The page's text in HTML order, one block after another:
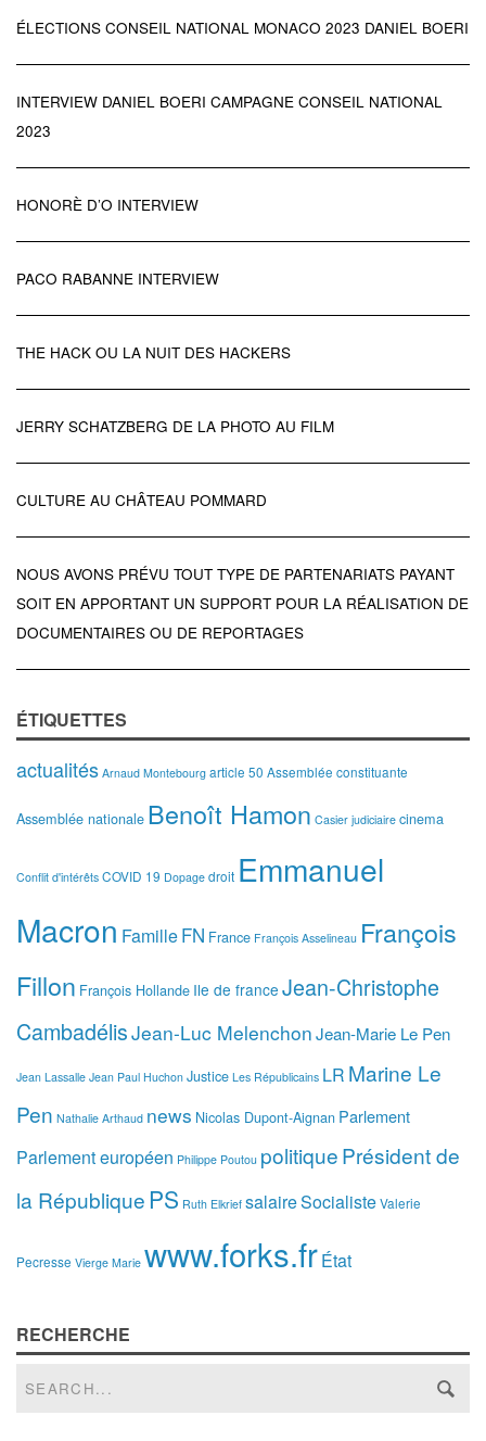
ÉLECTIONS CONSEIL NATIONAL MONACO 2023 DANIEL BOERI
INTERVIEW DANIEL BOERI CAMPAGNE CONSEIL NATIONAL
2023
HONORÈ D’O INTERVIEW
PACO RABANNE INTERVIEW
THE HACK OU LA NUIT DES HACKERS
JERRY SCHATZBERG DE LA PHOTO AU FILM
CULTURE AU CHÂTEAU POMMARD
NOUS AVONS PRÉVU TOUT TYPE DE PARTENARIATS PAYANT
SOIT EN APPORTANT UN SUPPORT POUR LA RÉALISATION DE
DOCUMENTAIRES OU DE REPORTAGES
ÉTIQUETTES
actualités Arnaud Montebourg article 50 Assemblée constituante
Assemblée nationale Benoît Hamon Casier judiciaire cinema
Conflit d'intérêts COVID 19 Dopage droit Emmanuel
Macron FamilleFN France François Asselineau François
Fillon François Hollande Ile de france Jean-Christophe
CambadélisJean-Luc MelenchonJean-Marie Le Pen
Jean Lassalle Jean Paul Huchon Justice Les Républicains LR Marine Le
Pen Nathalie Arthaud news Nicolas Dupont-Aignan Parlement
Parlement européen Philippe Poutou politiquePrésident de
la République PS Ruth Elkrief salaireSocialisteValerie
Pecresse Vierge Marie www.forks.frÉtat
RECHERCHE